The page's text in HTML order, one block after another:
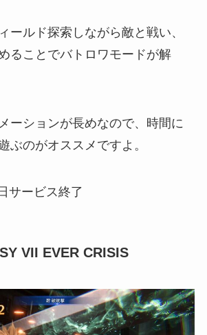
ールド探索しながら敵と戦い、
ることでバトロワモードが解
ーションが長めなので、 時間に
ぶのがオススメ ですよ。
サービス終了
VII EVER CRISIS